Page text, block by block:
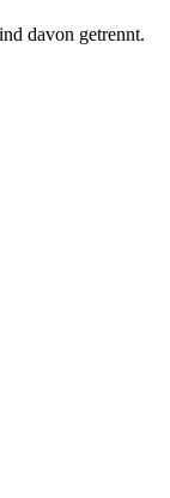
davon getrennt.